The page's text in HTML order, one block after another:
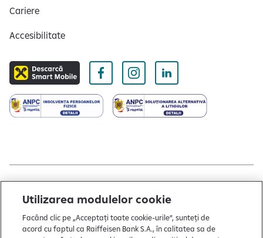
Cariere
Accesibilitate
Termeni și condiții
Politică de utilizare cookies
Utilizarea modulelor cookie
Facând clic pe „Acceptați toate cookie-urile”, sunteți de
acord cu faptul ca Raiffeisen Bank S.A., în calitatea sa de